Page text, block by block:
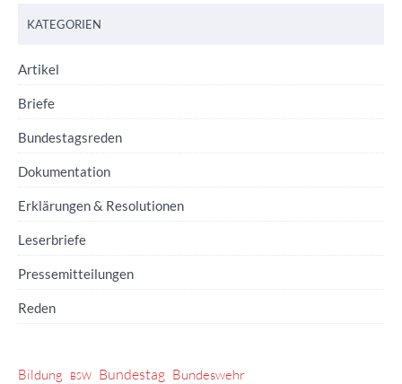
KATEGORIEN
Artikel
Briefe
Bundestagsreden
Dokumentation
Erklärungen & Resolutionen
Leserbriefe
Pressemitteilungen
Reden
Bildung BSW Bundestag Bundeswehr